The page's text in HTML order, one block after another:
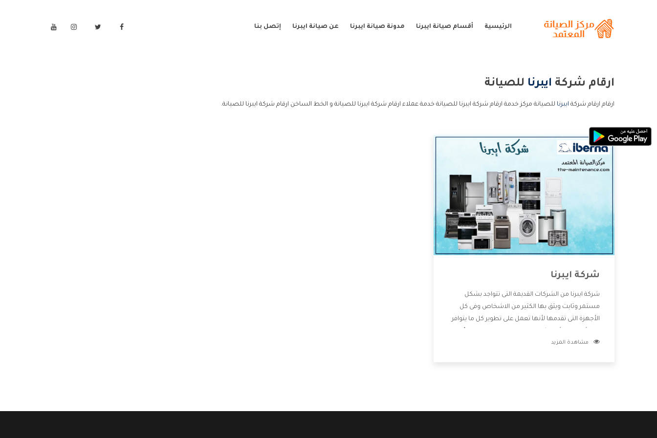
الرئيسية أقسام صيانة ايبرنا مدونة صيانة ايبرنا عن صيانة ايبرنا إتصل بنا
ارقام شركة ايبرنا للصيانة
ارقام ارقام شركة ايبرنا للصيانة مركز خدمة ارقام شركة ايبرنا للصيانة خدمة عملاء ارقام شركة ايبرنا للصيانة و الخط الساخن ارقام شركة ايبرنا للصيانة.
شركة ايبرنا
شركة ايبرنا من الشركات القديمة التى تتواجد بشكل
مستمر وثابت ويثق بها الكثير من الاشخاص وفى كل
الأجهزة التى تقدمها لأنها تعمل على تطوير كل ما يتوافر
خدمات ما بعد البيع مع المنتجات وتقدم للعملاء أقوى
مشاهدة المزيد